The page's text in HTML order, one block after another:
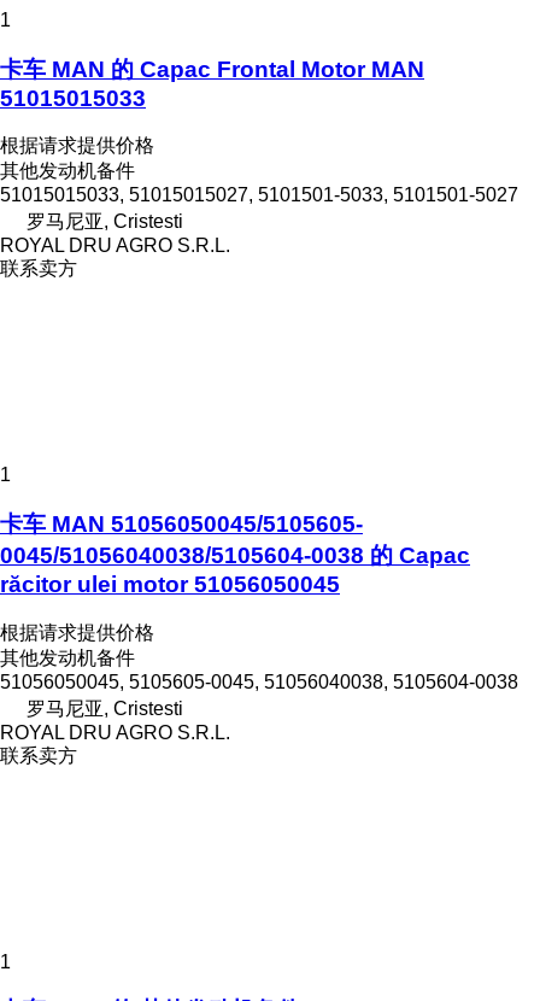
1
卡车 MAN 的 Capac Frontal Motor MAN
51015015033
根据请求提供价格
其他发动机备件
51015015033, 51015015027, 5101501-5033, 5101501-5027
罗马尼亚, Cristesti
ROYAL DRU AGRO S.R.L.
联系卖方
1
卡车 MAN 51056050045/5105605-
0045/51056040038/5105604-0038 的 Capac
răcitor ulei motor 51056050045
根据请求提供价格
其他发动机备件
51056050045, 5105605-0045, 51056040038, 5105604-0038
罗马尼亚, Cristesti
ROYAL DRU AGRO S.R.L.
联系卖方
1